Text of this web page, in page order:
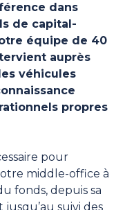
dans
de capital-
équipe de 40
auprès
véhicules
propres
pour
middle-office à
fonds, depuis sa
suivi des